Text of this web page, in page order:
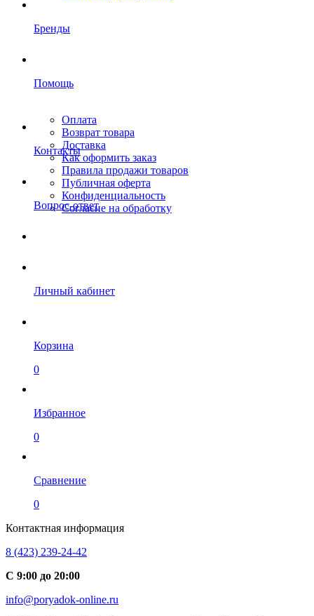
Бренды
Помощь
Оплата
Возврат товара
Доставка
Как оформить заказ
Правила продажи товаров
Публичная оферта
Конфиденциальность
Согласие на обработку
Контакты
Вопрос-ответ
Личный кабинет
Корзина
0
Избранное
0
Сравнение
0
Контактная информация
8 (423) 239-24-42
С 9:00 до 20:00
info@poryadok-online.ru